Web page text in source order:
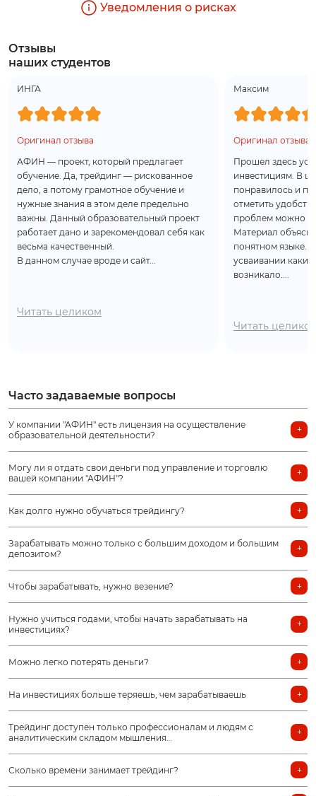
Уведомления о рисках
Отзывы
наших студентов
ИНГА
Оригинал отзыва
АФИН — проект, который предлагает
обучение. Да, трейдинг — рискованное
дело, а потому грамотное обучение и
нужные знания в этом деле предельно
важны. Данный образовательный проект
работает дано и зарекомендовал себя как
весьма качественный.
В данном случае вроде и сайт...
Читать целиком
Максим
Оригинал отзыва
Прошел здесь
инвестициям. В
понравилось и
отметить
проблем можно
Материал
понятном языке.
усваивании
возникало....
Читать
Часто задаваемые вопросы
У компании "АФИН" есть лицензия на осуществление
образовательной деятельности?
Могу ли я отдать свои деньги под управление и торговлю
вашей компании "АФИН"?
Как долго нужно обучаться трейдингу?
Зарабатывать можно только с большим доходом и большим
депозитом?
Чтобы зарабатывать, нужно везение?
Нужно учиться годами, чтобы начать зарабатывать на
инвестициях?
Можно легко потерять деньги?
На инвестициях больше теряешь, чем зарабатываешь
Трейдинг доступен только профессионалам и людям с
аналитическим складом мышления…
Сколько времени занимает трейдинг?